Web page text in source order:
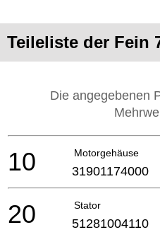
Teileliste der Fein
Die angegebenen
Motorgehäuse
10 31901174000
Stator
20 51281004110